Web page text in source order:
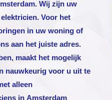
. Wij zijn uw
Voor het
in uw woning of
aan het juiste adres.
maakt het mogelijk
nauwkeurig voor u uit te
alleen
in Amsterdam